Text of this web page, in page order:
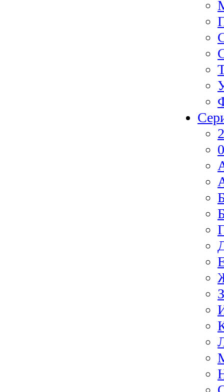
З